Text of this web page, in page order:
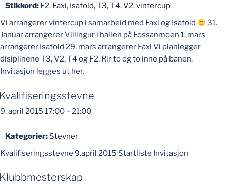
Stikkord: F2, Faxi, Isafold,T3,T4,V2,vintercup
Vi arrangerer vintercup i samarbeid med Faxi og Isafold
31.
Januar arrangerer Villingur i hallen på Fossanmoen 1. mars
arrangerer Isafold 29. mars arrangerer Faxi Vi planlegger
disiplinene T3, V2, T4 og F2. Rir to og to inne på banen.
Invitasjon legges ut her.
9. april 2015 17:00 – 21:00
Kategorier: Stevner
Kvalifiseringsstevne 9.april 2015 Startliste Invitasjon